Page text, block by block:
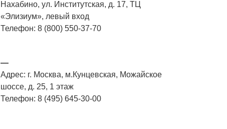
—
Адрес: г. Москва, м.Кунцевская, Можайское
шоссе, д. 25, 1 этаж
Телефон: 8 (495) 645-30-00
Нахабино, ул. Институтская, д. 17, ТЦ
«Элизиум», левый вход
Телефон: 8 (800) 550-37-70